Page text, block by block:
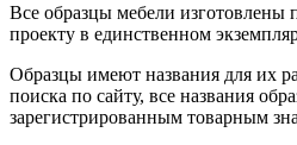
Все образцы мебели изготовлены
проекту в единственном
Образцы имеют названия для их
поиска по сайту, все названия
зарегистрированным товарным